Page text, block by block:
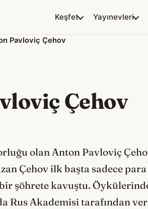
Keşfet Yayınevleri
Pavloviç Çehov
Çehov
olan Anton Pavloviç
Çehov ilk başta sadece
şöhrete kavuştu.
Rus Akademisi tarafından